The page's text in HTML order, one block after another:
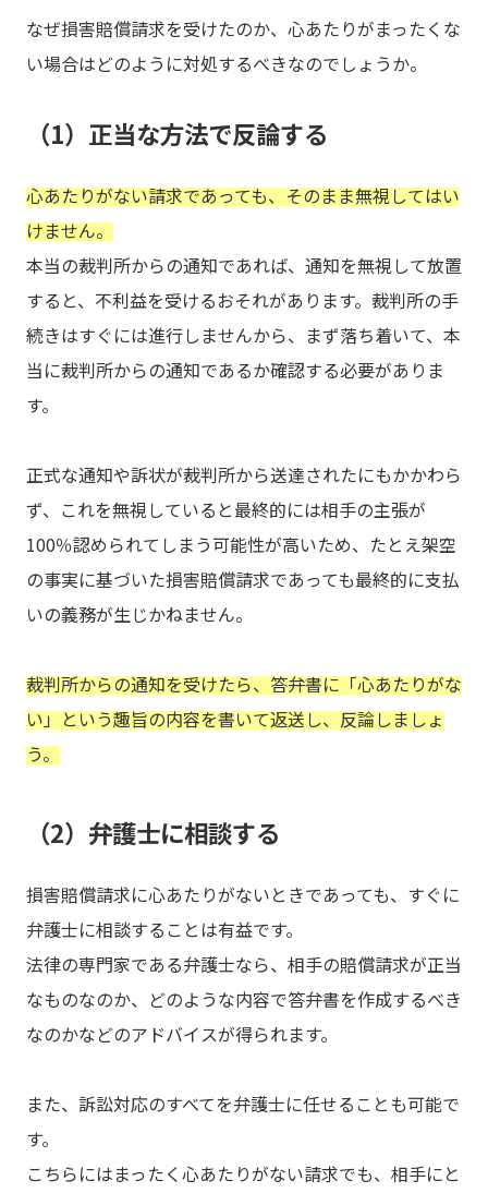
なぜ損害賠償請求を受けたのか、心あたりがまったくな
い場合はどのように対処するべきなのでしょうか。
（1）正当な方法で反論する
心あたりがない請求であっても、そのまま無視してはい
けません。
本当の裁判所からの通知であれば、通知を無視して放置
すると、不利益を受けるおそれがあります。裁判所の手
続きはすぐには進行しませんから、まず落ち着いて、本
当に裁判所からの通知であるか確認する必要がありま
す。
正式な通知や訴状が裁判所から送達されたにもかかわら
ず、これを無視していると最終的には相手の主張が
100％認められてしまう可能性が高いため、たとえ架空
の事実に基づいた損害賠償請求であっても最終的に支払
いの義務が生じかねません。
裁判所からの通知を受けたら、答弁書に「心あたりがな
い」という趣旨の内容を書いて返送し、反論しましょ
う。
（2）弁護士に相談する
損害賠償請求に心あたりがないときであっても、すぐに
弁護士に相談することは有益です。
法律の専門家である弁護士なら、相手の賠償請求が正当
なものなのか、どのような内容で答弁書を作成するべき
なのかなどのアドバイスが得られます。
また、訴訟対応のすべてを弁護士に任せることも可能で
す。
こちらにはまったく心あたりがない請求でも、相手にと